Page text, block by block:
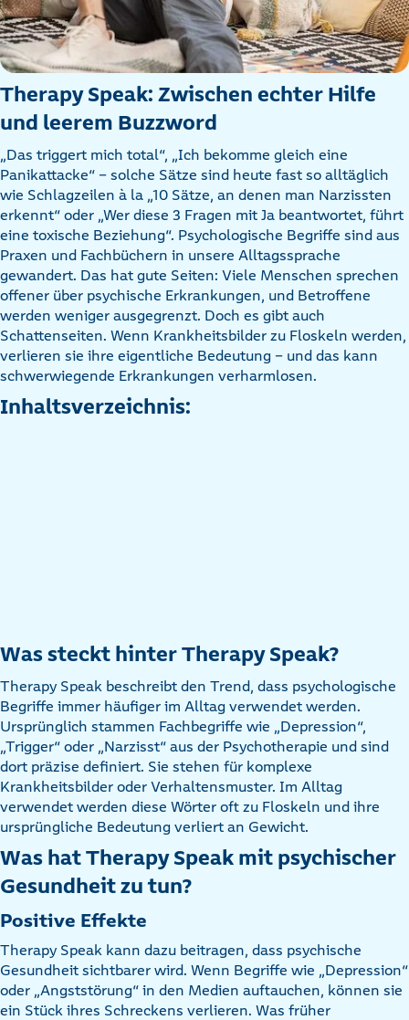
Therapy Speak: Zwischen echter Hilfe
und leerem Buzzword
„Das triggert mich total“, „Ich bekomme gleich eine
Panikattacke“ – solche Sätze sind heute fast so alltäglich
wie Schlagzeilen à la „10 Sätze, an denen man Narzissten
erkennt“ oder „Wer diese 3 Fragen mit Ja beantwortet, führt
eine toxische Beziehung“. Psychologische Begriffe sind aus
Praxen und Fachbüchern in unsere Alltagssprache
gewandert. Das hat gute Seiten: Viele Menschen sprechen
offener über psychische Erkrankungen, und Betroffene
werden weniger ausgegrenzt. Doch es gibt auch
Schattenseiten. Wenn Krankheitsbilder zu Floskeln werden,
verlieren sie ihre eigentliche Bedeutung – und das kann
schwerwiegende Erkrankungen verharmlosen.
Inhaltsverzeichnis:
Was steckt hinter Therapy Speak?
Therapy Speak beschreibt den Trend, dass psychologische
Begriffe immer häufiger im Alltag verwendet werden.
Ursprünglich stammen Fachbegriffe wie „Depression“,
„Trigger“ oder „Narzisst“ aus der Psychotherapie und sind
dort präzise definiert. Sie stehen für komplexe
Krankheitsbilder oder Verhaltensmuster. Im Alltag
verwendet werden diese Wörter oft zu Floskeln und ihre
ursprüngliche Bedeutung verliert an Gewicht.
Was hat Therapy Speak mit psychischer
Gesundheit zu tun?
Positive Effekte
Therapy Speak kann dazu beitragen, dass psychische
Gesundheit sichtbarer wird. Wenn Begriffe wie „Depression“
oder „Angststörung“ in den Medien auftauchen, können sie
ein Stück ihres Schreckens verlieren. Was früher